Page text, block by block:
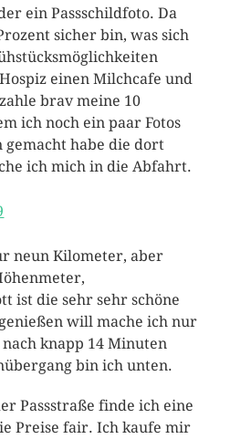
ein Passschildfoto. Da
sicher bin, was sich
einen Milchcafe und
brav meine 10
ich noch ein paar Fotos
habe die dort
ich mich in die Abfahrt.
neun Kilometer, aber
ist die sehr sehr schöne
will mache ich nur
knapp 14 Minuten
bin ich unten.
Passstraße finde ich eine
Preise fair. Ich kaufe mir